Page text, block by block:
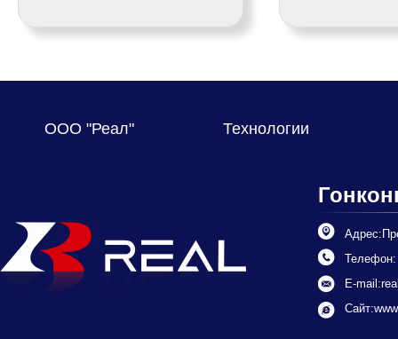
ООО "Реал" Технологии
Телефон:
E-mail:
Сайт: